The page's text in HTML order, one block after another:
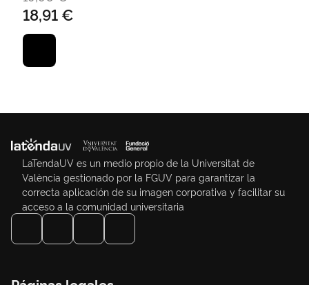
18,91 €
LaTendaUV es un medio propio de la Universitat de
València gestionado por la FGUV para garantizar la
correcta aplicación de su imagen corporativa y facilitar su
acceso a la comunidad universitaria